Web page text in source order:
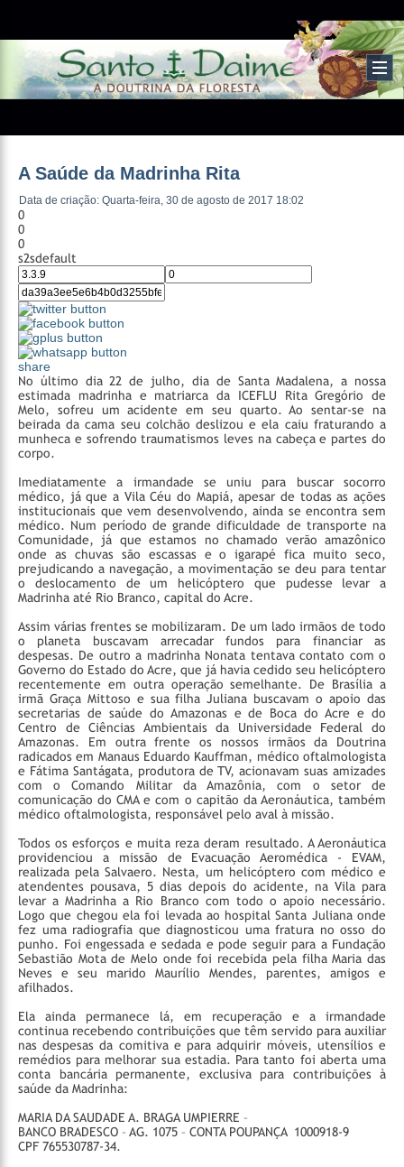
A Saúde da Madrinha Rita
Data de criação: Quarta-feira, 30 de agosto de 2017 18:02
0
0
0
s2sdefault
share
No último dia 22 de julho, dia de Santa Madalena, a nossa
estimada madrinha e matriarca da ICEFLU Rita Gregório de
Melo, sofreu um acidente em seu quarto. Ao sentar-se na
beirada da cama seu colchão deslizou e ela caiu fraturando a
munheca e sofrendo traumatismos leves na cabeça e partes do
corpo.
Imediatamente a irmandade se uniu para buscar socorro
médico, já que a Vila Céu do Mapiá, apesar de todas as ações
institucionais que vem desenvolvendo, ainda se encontra sem
médico. Num período de grande dificuldade de transporte na
Comunidade, já que estamos no chamado verão amazônico
onde as chuvas são escassas e o igarapé fica muito seco,
prejudicando a navegação, a movimentação se deu para tentar
o deslocamento de um helicóptero que pudesse levar a
Madrinha até Rio Branco, capital do Acre.
Assim várias frentes se mobilizaram. De um lado irmãos de todo
o planeta buscavam arrecadar fundos para financiar as
despesas. De outro a madrinha Nonata tentava contato com o
Governo do Estado do Acre, que já havia cedido seu helicóptero
recentemente em outra operação semelhante. De Brasília a
irmã Graça Mittoso e sua filha Juliana buscavam o apoio das
secretarias de saúde do Amazonas e de Boca do Acre e do
Centro de Ciências Ambientais da Universidade Federal do
Amazonas. Em outra frente os nossos irmãos da Doutrina
radicados em Manaus Eduardo Kauffman, médico oftalmologista
e Fátima Santágata, produtora de TV, acionavam suas amizades
com o Comando Militar da Amazônia, com o setor de
comunicação do CMA e com o capitão da Aeronáutica, também
médico oftalmologista, responsável pelo aval à missão.
Todos os esforços e muita reza deram resultado. A Aeronáutica
providenciou a missão de Evacuação Aeromédica - EVAM,
realizada pela Salvaero. Nesta, um helicóptero com médico e
atendentes pousava, 5 dias depois do acidente, na Vila para
levar a Madrinha a Rio Branco com todo o apoio necessário.
Logo que chegou ela foi levada ao hospital Santa Juliana onde
fez uma radiografia que diagnosticou uma fratura no osso do
punho. Foi engessada e sedada e pode seguir para a Fundação
Sebastião Mota de Melo onde foi recebida pela filha Maria das
Neves e seu marido Maurílio Mendes, parentes, amigos e
afilhados.
Ela ainda permanece lá, em recuperação e a irmandade
continua recebendo contribuições que têm servido para auxiliar
nas despesas da comitiva e para adquirir móveis, utensílios e
remédios para melhorar sua estadia. Para tanto foi aberta uma
conta bancária permanente, exclusiva para contribuições à
saúde da Madrinha:
MARIA DA SAUDADE A. BRAGA UMPIERRE –
BANCO BRADESCO – AG. 1075 – CONTA POUPANÇA 1000918-9
CPF 765530787-34.